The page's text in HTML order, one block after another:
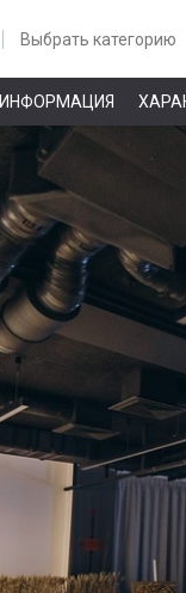
Выбрать категорию
ИНФОРМАЦИЯ